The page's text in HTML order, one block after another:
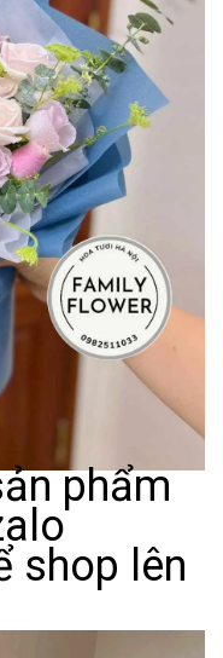
phẩm
shop lên